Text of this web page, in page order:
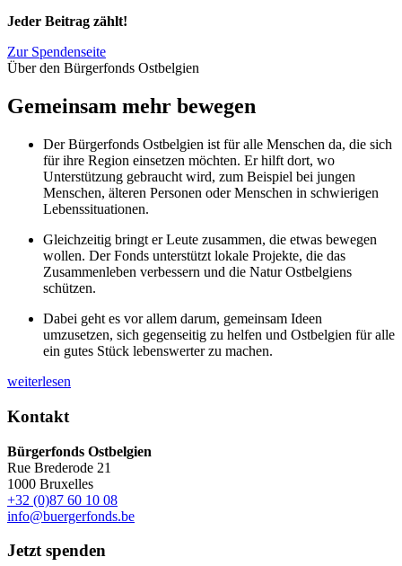
Jeder Beitrag zählt!
Zur Spendenseite
Über den Bürgerfonds Ostbelgien
Gemeinsam mehr bewegen
Der Bürgerfonds Ostbelgien ist für alle Menschen da, die sich
für ihre Region einsetzen möchten. Er hilft dort, wo
Unterstützung gebraucht wird, zum Beispiel bei jungen
Menschen, älteren Personen oder Menschen in schwierigen
Lebenssituationen.
Gleichzeitig bringt er Leute zusammen, die etwas bewegen
wollen. Der Fonds unterstützt lokale Projekte, die das
Zusammenleben verbessern und die Natur Ostbelgiens
schützen.
Dabei geht es vor allem darum, gemeinsam Ideen
umzusetzen, sich gegenseitig zu helfen und Ostbelgien für alle
ein gutes Stück lebenswerter zu machen.
weiterlesen
Kontakt
Bürgerfonds Ostbelgien
Rue Brederode 21
1000 Bruxelles
+32 (0)87 60 10 08
info@buergerfonds.be
Jetzt spenden